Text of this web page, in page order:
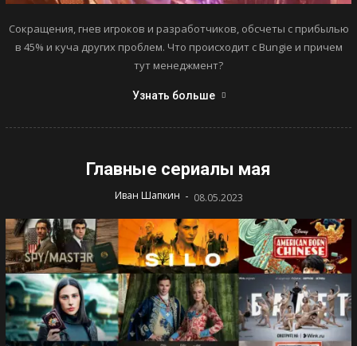
Сокращения, гнев игроков и разработчиков, обсчеты с прибылью
в 45% и куча других проблем. Что происходит с Bungie и причем
тут менеджмент?
Узнать больше
Главные сериалы мая
Иван Шапкин - 08.05.2023